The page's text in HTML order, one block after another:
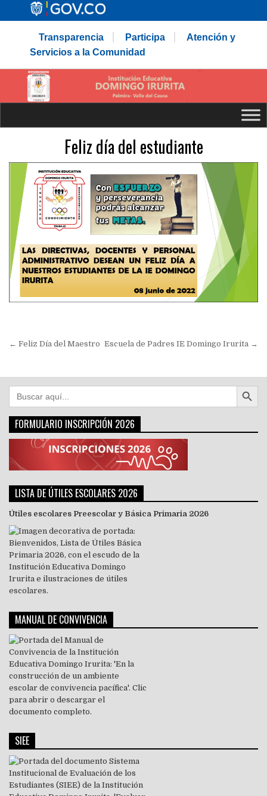
Transparencia Participa
Atención y
Servicios a la Comunidad
Feliz día del estudiante
Navegación de entradas
← Feliz Día del Maestro Escuela de Padres IE Domingo Irurita →
Buscar: Botón de
FORMULARIO INSCRIPCIÓN 2026
LISTA DE ÚTILES ESCOLARES 2026
Útiles escolares Preescolar y Básica Primaria 2026
MANUAL DE CONVIVENCIA
SIEE